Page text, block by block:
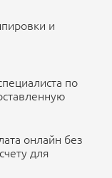
-
и
по
онлайн без
для